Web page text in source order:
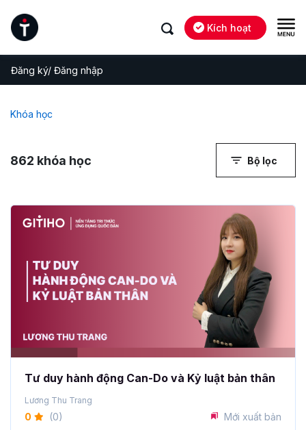
Kích hoạt
Đăng ký/ Đăng nhập
Khóa học
862 khóa học Bộ lọc
Tư duy hành động Can-Do và Kỷ luật bản thân
Lương Thu Trang
0 (0) Mới xuất bản